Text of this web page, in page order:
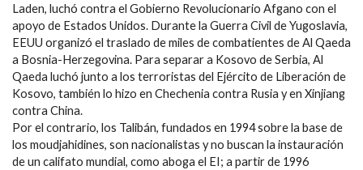
Laden, luchó contra el Gobierno Revolucionario Afgano con el
apoyo de Estados Unidos. Durante la Guerra Civil de Yugoslavia,
EEUU organizó el traslado de miles de combatientes de Al Qaeda
a Bosnia-Herzegovina. Para separar a Kosovo de Serbia, Al
Qaeda luchó junto a los terroristas del Ejército de Liberación de
Kosovo, también lo hizo en Chechenia contra Rusia y en Xinjiang
contra China.
Por el contrario, los Talibán, fundados en 1994 sobre la base de
los moudjahidines, son nacionalistas y no buscan la instauración
de un califato mundial, como aboga el EI; a partir de 1996